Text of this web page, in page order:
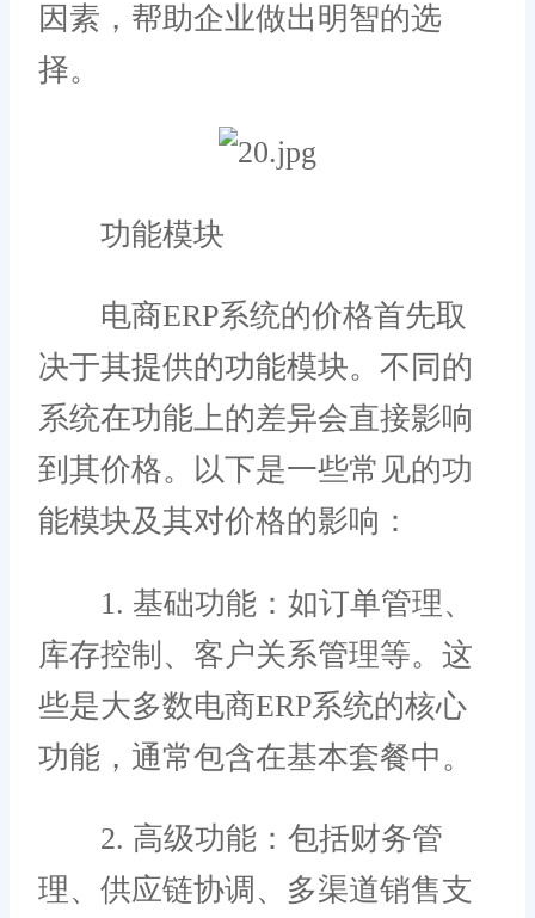
因素，帮助企业做出明智的选
择。
功能模块
电商ERP系统的价格首先取
决于其提供的功能模块。不同的
系统在功能上的差异会直接影响
到其价格。以下是一些常见的功
能模块及其对价格的影响：
1. 基础功能：如订单管理、
库存控制、客户关系管理等。这
些是大多数电商ERP系统的核心
功能，通常包含在基本套餐中。
2. 高级功能：包括财务管
理、供应链协调、多渠道销售支